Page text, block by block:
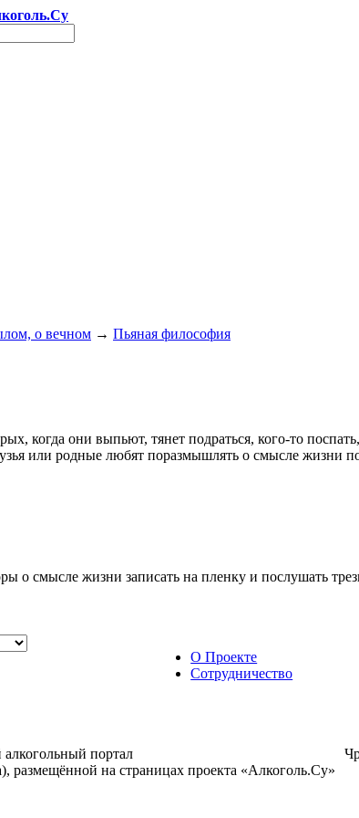
о вечном → Пьяная философия
когда они выпьют, тянет подраться, кого-то
или родные любят поразмышлять о смысле жизни
о смысле жизни записать на пленку и послушать
О Проекте
Сотрудничество
портал
размещённой на страницах проекта «Алкоголь.Су»